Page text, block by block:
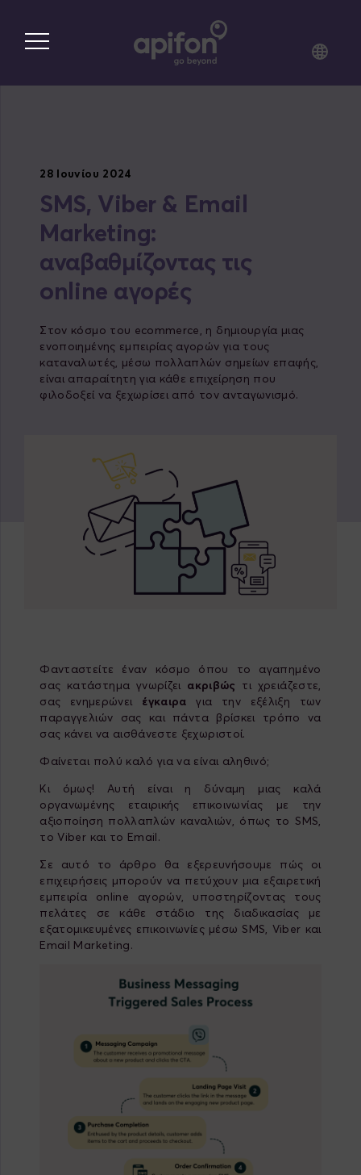
main
28 Ιουνίου 2024
SMS, Viber & Email
Marketing:
αναβαθμίζοντας τις
online αγορές
Στον κόσμο του ecommerce, η δημιουργία μιας
ενοποιημένης εμπειρίας αγορών για τους
καταναλωτές, μέσω πολλαπλών σημείων επαφής,
είναι απαραίτητη για κάθε επιχείρηση που
φιλοδοξεί να ξεχωρίσει από τον ανταγωνισμό.
Φανταστείτε έναν κόσμο όπου το αγαπημένο
σας κατάστημα γνωρίζει ακριβώς τι χρειάζεστε,
σας ενημερώνει έγκαιρα για την εξέλιξη των
παραγγελιών σας και πάντα βρίσκει τρόπο να
σας κάνει να αισθάνεστε ξεχωριστοί.
Φαίνεται πολύ καλό για να είναι αληθινό;
Κι όμως! Αυτή είναι η δύναμη μιας καλά
οργανωμένης εταιρικής επικοινωνίας με την
αξιοποίηση πολλαπλών καναλιών, όπως το SMS,
το Viber και το Email.
Σε αυτό το άρθρο θα εξερευνήσουμε πώς οι
επιχειρήσεις μπορούν να πετύχουν μια εξαιρετική
εμπειρία online αγορών, υποστηρίζοντας τους
πελάτες σε κάθε στάδιο της διαδικασίας με
εξατομικευμένες επικοινωνίες μέσω SMS, Viber και
Email Marketing.